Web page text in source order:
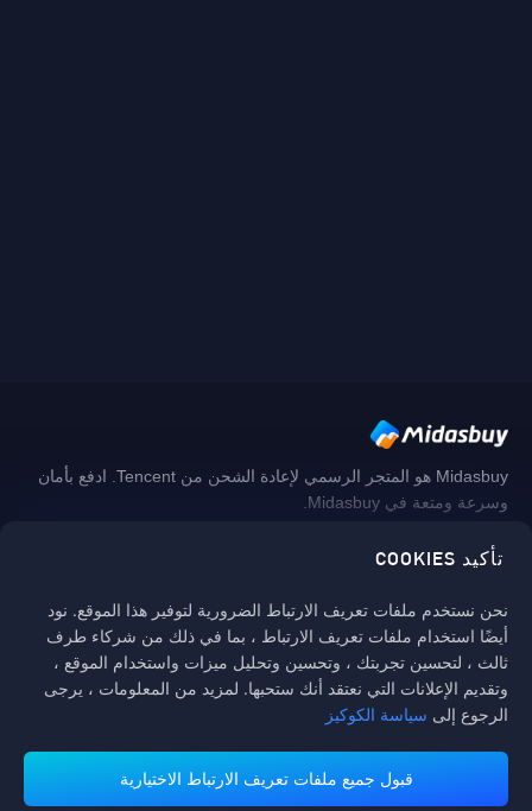
تأكيد COOKIES
نحن نستخدم ملفات تعريف الارتباط الضرورية لتوفير هذا الموقع. نود
أيضًا استخدام ملفات تعريف الارتباط ، بما في ذلك من شركاء طرف
ثالث ، لتحسين تجربتك ، وتحسين وتحليل ميزات واستخدام الموقع ،
وتقديم الإعلانات التي نعتقد أنك ستحبها. لمزيد من المعلومات ، يرجى
الرجوع إلى سياسة الكوكيز
قبول جميع ملفات تعريف الارتباط الاختيارية
Midasbuy هو المتجر الرسمي لإعادة الشحن من Tencent. ادفع بأمان
وسرعة ومتعة في Midasbuy.
تدعم منصة ميداس باي طرق الدفع